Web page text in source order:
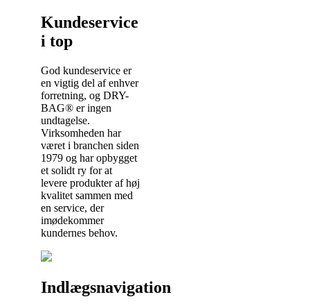
Kundeservice
i top
God kundeservice er
en vigtig del af enhver
forretning, og DRY-
BAG® er ingen
undtagelse.
Virksomheden har
været i branchen siden
1979 og har opbygget
et solidt ry for at
levere produkter af høj
kvalitet sammen med
en service, der
imødekommer
kundernes behov.
Indlægsnavigation